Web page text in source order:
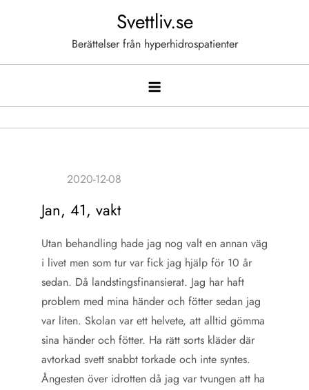
Svettliv.se
Berättelser från hyperhidrospatienter
Jan, 41, vakt
Utan behandling hade jag nog valt en annan väg
i livet men som tur var fick jag hjälp för 10 år
sedan. Då landstingsfinansierat. Jag har haft
problem med mina händer och fötter sedan jag
var liten. Skolan var ett helvete, att alltid gömma
sina händer och fötter. Ha rätt sorts kläder där
avtorkad svett snabbt torkade och inte syntes.
Ångesten över idrotten då jag var tvungen att ha